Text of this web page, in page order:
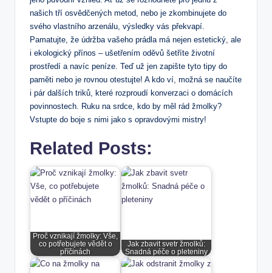
našich tří osvědčených metod, nebo je zkombinujete do
svého vlastního arzenálu, výsledky vás překvapí.
Pamatujte, že údržba vašeho prádla má nejen estetický, ale
i ekologický přínos – ušetřením ⁣oděvů šetříte životní
prostředí a navíc peníze. Teď už jen zapište tyto tipy do ​
paměti⁣ nebo je rovnou otestujte! A kdo ví, možná se naučíte
‍i pár dalších triků, které rozproudí konverzaci o domácích
povinnostech. Ruku na srdce, kdo by měl rád žmolky?
Vstupte do boje s nimi⁣ jako s opravdovými mistry!
Related Posts:
Proč vznikají žmolky: Vše,
co potřebujete vědět o
příčinách
Jak zbavit svetr žmolků:
Snadná péče o pleteniny